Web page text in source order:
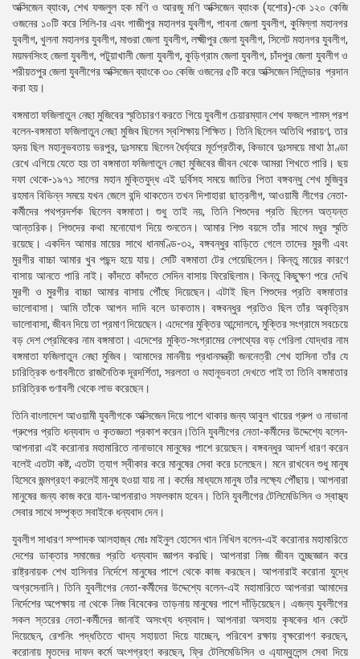
সংগঠন
নির্বাচনী
ইশতেহার
অক্সিজেন ব্যাংক, শেখ ফজলুল হক মণি ও আরজু মণি অক্সিজেন ব্যাংক (যশোর)-কে ১২০ কেজি
ওজনের ১০টি করে সিলি-ার এবং গাজীপুর মহানগর যুবলীগ, পাবনা জেলা যুবলীগ, কুমিল্লা মহানগর
যুবলীগ, খুলনা মহানগর যুবলীগ, মাগুরা জেলা যুবলীগ, লক্ষ্মীপুর জেলা যুবলীগ, সিলেট মহানগর যুবলীগ,
ময়মনসিংহ জেলা যুবলীগ, পটুয়াখালী জেলা যুবলীগ, কুড়িগ্রাম জেলা যুবলীগ, চাঁদপুর জেলা যুবলীগ ও
শরীয়তপুর জেলা যুবলীগের অক্সিজেন ব্যাংকে ৩০ কেজি ওজনের ৫টি করে অক্সিজেন সিলিন্ডার প্রদান
করা হয়।
বঙ্গমাতা ফজিলাতুন নেছা মুজিবের স্মৃতিচারণ করতে গিয়ে যুবলীগ চেয়ারম্যান শেখ ফজলে শামস্ পরশ
বলেন-বঙ্গমাতা ফজিলাতুন নেছা মুজিব ছিলেন স্বশিক্ষায় শিক্ষিত। তিনি ছিলেন অতিথি পরায়ণ, তার
হৃদয় ছিল মহানুভবতায় ভরপুর, দুঃসময়ে ছিলেন ধৈর্য্যরে মূর্তপ্রতীক, কিভাবে দুঃসময়ে মাথা ঠাণ্ডা
রেখে এগিয়ে যেতে হয় তা বঙ্গমাতা ফজিলাতুন নেছা মুজিবের জীবন থেকে আমরা শিখতে পারি। ছয়
দফা থেকে-১৯৭১ সালের মহান মুক্তিযুদ্ধ এই দুর্বিসহ সময়ে জাতির পিতা বঙ্গবন্ধু শেখ মুজিবুর
রহমান বিভিন্ন সময়ে যখন জেলে বন্দি থাকতেন তখন দিশাহারা ছাত্রলীগ, আওয়ামী লীগের নেতা-
কর্মীদের পথপ্রদর্শক ছিলেন বঙ্গমাতা। শুধু তাই নয়, তিনি শিশুদের প্রতি ছিলেন অত্যন্ত
আন্তরিক। শিশুদের কথা মনোযোগ দিয়ে শুনতেন। আমার শিশু বয়সে তাঁর সাথে মধুর স্মৃতি
রয়েছে। একদিন আমার মায়ের সাথে ধানমণ্ডি-৩২, বঙ্গবন্ধুর বাড়িতে গেলে তাদের মুরগী এবং
মুরগীর বাচ্চা আমার খুব পছন্দ হয়ে যায়। সেটি বঙ্গমাতা টের পেয়েছিলেন। কিন্তু মায়ের কারণে
বাসায় আনতে পারি নাই। কাঁদতে কাঁদতে সেদিন বাসায় ফিরেছিলাম। কিন্তু কিছুক্ষণ পরে দেখি
মুরগী ও মুরগীর বাচ্চা আমার বাসায় পৌঁছে দিয়েছেন। এটাই ছিল শিশুদের প্রতি বঙ্গমাতার
ভালোবাসা। আমি তাঁকে আপন দাদি বলে ডাকতাম। বঙ্গবন্ধুর প্রতিও ছিল তাঁর অকৃত্রিম
ভালোবাসা, জীবন দিয়ে তা প্রমাণ দিয়েছেন। এদেশের মুক্তির আন্দোলনে, মুক্তির সংগ্রামে সবচেয়ে
বড় দেশ প্রেমিকের নাম বঙ্গমাতা। এদেশের মুক্তি-সংগ্রামের নেপথ্যের বড় গেরিলা যোদ্ধার নাম
বঙ্গমাতা ফজিলাতুন নেছা মুজিব। আমাদের মাননীয় প্রধানমন্ত্রী জননেত্রী শেখ হাসিনা তাঁর যে
চারিত্রিক গুণাবলীতে রাজনৈতিক দূরদর্শিতা, সরলতা ও মহানূভবতা দেখতে পাই তা তিনি বঙ্গমাতার
চারিত্রিক গুণাবলী থেকে লাভ করেছেন।
তিনি বাংলাদেশ আওয়ামী যুবলীগকে অক্সিজেন দিয়ে পাশে থাকার জন্য আবুল খায়ের গ্রুপ ও নাভানা
গ্রুপের প্রতি ধন্যবাদ ও কৃতজ্ঞতা প্রকাশ করেন।তিনি যুবলীগের নেতা-কর্মীদের উদ্দেশ্যে বলেন-
আপনারা এই করোনার মহামারিতে নানাভাবে মানুষের পাশে রয়েছেন। বঙ্গবন্ধুর আদর্শ ধারণ করেন
বলেই এতটা কষ্ট, এতটা ত্যাগ স্বীকার করে মানুষের সেবা করে চলেছেন। মনে রাখবেন শুধু মানুষ
হিসেবে জন্মগ্রহণ করলেই মানুষ হওয়া যায় না। কর্মের মাধ্যমে মানুষ তাঁর লক্ষ্যে পৌঁছায়। আপনারা
মানুষের জন্য কাজ করে যান-আপনারাও সফলকাম হবেন। তিনি যুবলীগের টেলিমেডিসিন ও স্বাস্থ্য
সেবার সাথে সম্পৃক্ত সবাইকে ধন্যবাদ দেন।
যুবলীগ সাধারণ সম্পাদক আলহাজ্ব মোঃ মাইনুল হোসেন খান নিখিল বলেন-এই করোনার মহামারিতে
দেশের ডাক্তার সমাজের প্রতি ধন্যবাদ জ্ঞাপন করছি। আপনারা নিজ জীবন তুচ্ছজ্ঞান করে
রাষ্ট্রনায়ক শেখ হাসিনার নির্দেশে মানুষের পাশে থেকে কাজ করছেন। আপনারাই করোনা যুদ্ধে
অগ্রসেনানি। তিনি যুবলীগের নেতা-কর্মীদের উদ্দেশ্যে বলেন-এই মহামারিতে আপনারা আমাদের
নির্দেশের অপেক্ষায় না থেকে নিজ বিবেকের তাড়নায় মানুষের পাশে দাঁড়িয়েছেন। এজন্য যুবলীগের
সকল স্তরের নেতা-কর্মীদের জানাই অসংখ্য ধন্যবাদ। আপনারা অসহায় কৃষকের ধান কেটে
দিয়েছেন, রেশনিং পদ্ধতিতে খাদ্য সহায়তা দিয়ে যাচ্ছেন, পরিবেশ রক্ষায় বৃক্ষরোপণ করছেন,
করোনায় মৃতদের দাফন কর্মে অংশগ্রহণ করছেন, ফ্রি টেলিমেডিসিন ও এ্যাম্বুলেন্স সেবা দিয়ে